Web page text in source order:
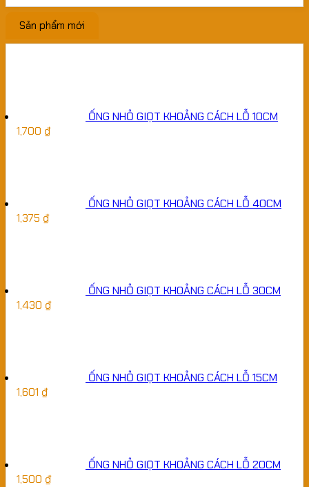
Sản phẩm mới
ỐNG NHỎ GIỌT KHOẢNG CÁCH LỖ 10CM
1,700 ₫
ỐNG NHỎ GIỌT KHOẢNG CÁCH LỖ 40CM
1,375 ₫
ỐNG NHỎ GIỌT KHOẢNG CÁCH LỖ 30CM
1,430 ₫
ỐNG NHỎ GIỌT KHOẢNG CÁCH LỖ 15CM
1,601 ₫
ỐNG NHỎ GIỌT KHOẢNG CÁCH LỖ 20CM
1,500 ₫